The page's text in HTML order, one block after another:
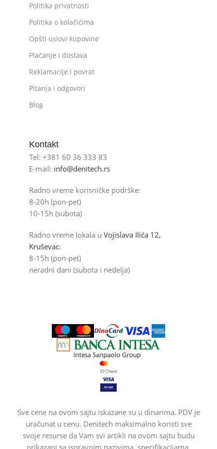
Politika privatnosti
Politika o kolačićima
Opšti uslovi kupovine
Plaćanje i dostava
Reklamacije i povrat
Pitanja i odgovori
Blog
Kontakt
Tel: +381 60 36 333 83
E-mail: info@denitech.rs
Radno vreme korisničke podrške:
8-20h (pon-pet)
10-15h (subota)
Radno vreme lokala u Vojislava Ilića 12,
Kruševac:
8-15h (pon-pet)
neradni dani (subota i nedelja)
Sve cene na ovom sajtu iskazane su u dinarima. PDV je
uračunat u cenu. Denitech maksimalno koristi sve
svoje resurse da Vam svi artikli na ovom sajtu budu
prikazani sa ispravnim nazivima, specifikacijama,